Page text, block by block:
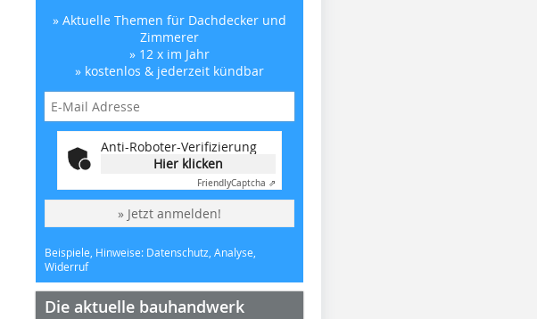
» Aktuelle Themen für Dachdecker und
Zimmerer
» 12 x im Jahr
» kostenlos & jederzeit kündbar
Anti-Roboter-Verifizierung
Hier klicken
FriendlyCaptcha ⇗
» Jetzt anmelden!
Beispiele, Hinweise: Datenschutz, Analyse,
Widerruf
Die aktuelle bauhandwerk